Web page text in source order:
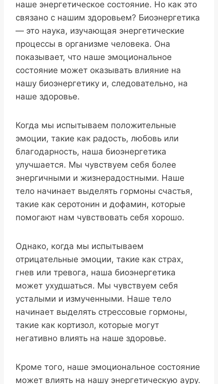
наше энергетическое состояние. Но как это
связано с нашим здоровьем? Биоэнергетика
— это наука, изучающая энергетические
процессы в организме человека. Она
показывает, что наше эмоциональное
состояние может оказывать влияние на
нашу биоэнергетику и, следовательно, на
наше здоровье.
Когда мы испытываем положительные
эмоции, такие как радость, любовь или
благодарность, наша биоэнергетика
улучшается. Мы чувствуем себя более
энергичными и жизнерадостными. Наше
тело начинает выделять гормоны счастья,
такие как серотонин и дофамин, которые
помогают нам чувствовать себя хорошо.
Однако, когда мы испытываем
отрицательные эмоции, такие как страх,
гнев или тревога, наша биоэнергетика
может ухудшаться. Мы чувствуем себя
усталыми и измученными. Наше тело
начинает выделять стрессовые гормоны,
такие как кортизол, которые могут
негативно влиять на наше здоровье.
Кроме того, наше эмоциональное состояние
может влиять на нашу энергетическую ауру.